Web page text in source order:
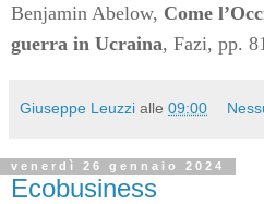
Benjamin Abelow, Come
guerra in Ucraina, Fazi, pp.
Giuseppe Leuzzi alle 09:00
venerdì 26 gennaio 2024
Ecobusiness